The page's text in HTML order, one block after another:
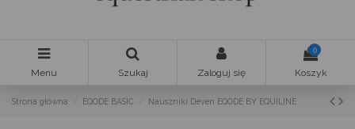
Menu Szukaj Zaloguj się
0
Koszyk
Strona główna EQODE BASIC Nauszniki Deven EQODE BY EQUILINE